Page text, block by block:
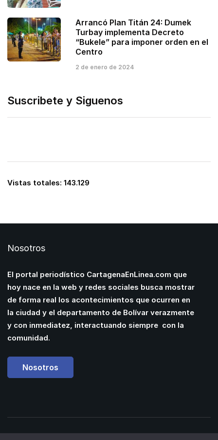
Arrancó Plan Titán 24: Dumek
Turbay implementa Decreto
“Bukele” para imponer orden en el
Centro
2 de enero de 2024
Suscribete y Siguenos
Vistas totales: 143.129
Nosotros
El portal periodístico CartagenaEnLinea.com que
hoy nace en la web y redes sociales busca mostrar
de forma real los acontecimientos que ocurren en
la ciudad y el departamento de Bolívar verazmente
y con inmediatez, interactuando siempre con la
comunidad.
Nosotros